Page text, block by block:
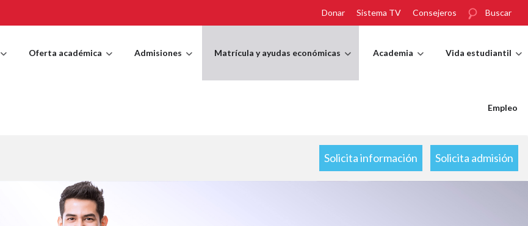
Donar Sistema TV Consejeros Buscar
Oferta académica Admisiones Matrícula y ayudas económicas Academia Vida estudiantil
Empleo
Solicita información Solicita admisión